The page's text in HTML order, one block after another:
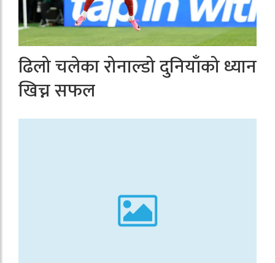
ढिलो चलेका रोनाल्डो दुनियाँको ध्यान
खिच्न सफल